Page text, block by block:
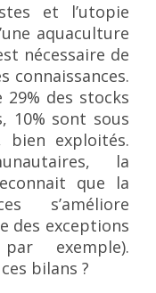
et l’utopie
aquaculture
nécessaire de
connaissances.
29% des stocks
10% sont sous
bien exploités.
la
que la
s’améliore
des exceptions
exemple).
bilans ?